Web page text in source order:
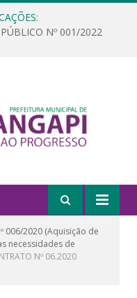
Nº 001/2022
006/2020 (Aquisição de
necessidades de
Nº 06.2020